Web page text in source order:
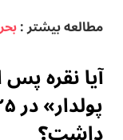
مطالعه بيشتر :
آیا نقره